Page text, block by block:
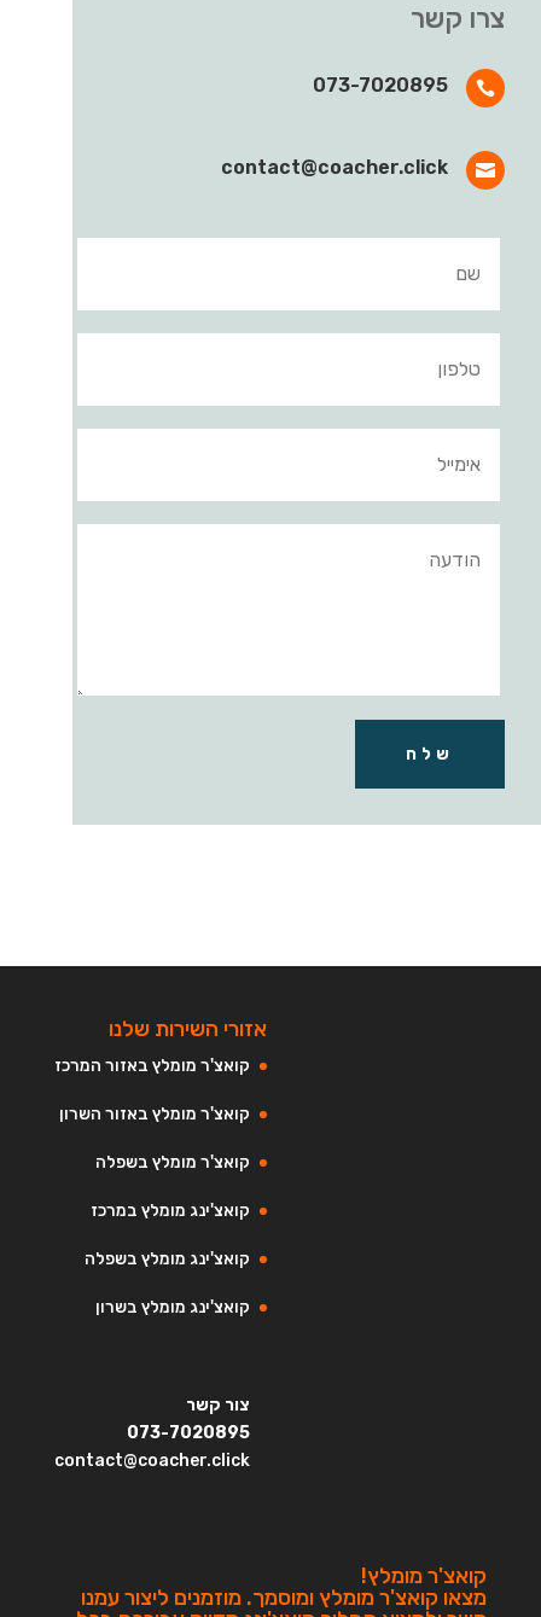
צרו קשר

073-7020895

contact@coacher.click
שלח
אזורי השירות שלנו
קואצ'ר מומלץ באזור המרכז
קואצ'ר מומלץ באזור השרון
קואצ'ר מומלץ בשפלה
קואצ'ינג מומלץ במרכז
קואצ'ינג מומלץ בשפלה
קואצ'ינג מומלץ בשרון
צור קשר
073-7020895
contact@coacher.click
קואצ'ר מומלץ!
מצאו קואצ'ר מומלץ ומוסמך. מוזמנים ליצור עמנו